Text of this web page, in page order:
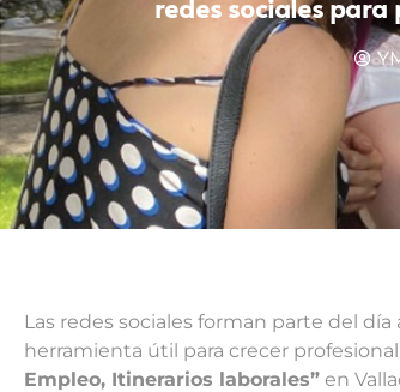
redes sociales
Las redes sociales forman parte del
herramienta útil para crecer
Empleo, Itinerarios laborales” en